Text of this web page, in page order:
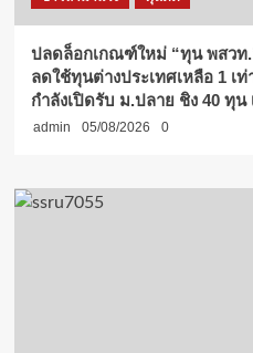
ปลดล็อกเกณฑ์ใหม่ “ทุน พสวท
ลดใช้ทุนต่างประเทศเหลือ 1 เ
กำลังเปิดรับ ม.ปลาย ชิง 40 ทุน
admin 05/08/2026 0